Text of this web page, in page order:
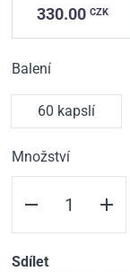
330.00 CZK
Balení
60 kapslí
Množství
Sdílet